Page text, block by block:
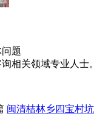
题
相关领域专业人士
闽清桔林乡四宝村